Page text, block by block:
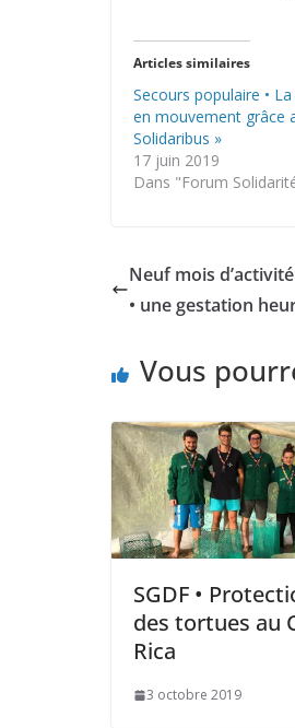
Articles similaires
Secours populaire •
en mouvement grâce
Solidaribus »
17 juin 2019
Dans "Forum
Neuf mois
• une gestation
Vous
SGDF •
des tortues au
Rica
3 octobre 2019